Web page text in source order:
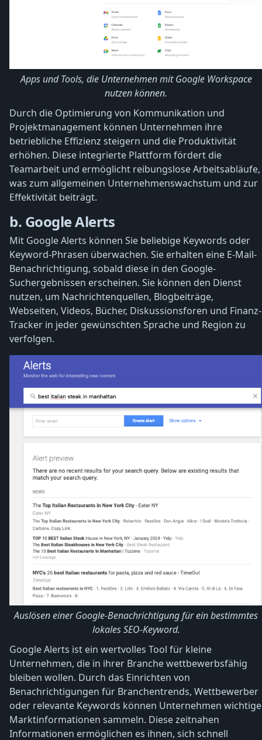
Apps und Tools, die Unternehmen mit Google Workspace
nutzen können.
Durch die Optimierung von Kommunikation und
Projektmanagement können Unternehmen ihre
betriebliche Effizienz steigern und die Produktivität
erhöhen. Diese integrierte Plattform fördert die
Teamarbeit und ermöglicht reibungslose Arbeitsabläufe,
was zum allgemeinen Unternehmenswachstum und zur
Effektivität beiträgt.
b. Google Alerts
Mit Google Alerts können Sie beliebige Keywords oder
Keyword-Phrasen überwachen. Sie erhalten eine E-Mail-
Benachrichtigung, sobald diese in den Google-
Suchergebnissen erscheinen. Sie können den Dienst
nutzen, um Nachrichtenquellen, Blogbeiträge,
Webseiten, Videos, Bücher, Diskussionsforen und Finanz-
Tracker in jeder gewünschten Sprache und Region zu
verfolgen.
Auslösen einer Google-Benachrichtigung für ein bestimmtes
lokales SEO-Keyword.
Google Alerts ist ein wertvolles Tool für kleine
Unternehmen, die in ihrer Branche wettbewerbsfähig
bleiben wollen. Durch das Einrichten von
Benachrichtigungen für Branchentrends, Wettbewerber
oder relevante Keywords können Unternehmen wichtige
Marktinformationen sammeln. Diese zeitnahen
Informationen ermöglichen es ihnen, sich schnell